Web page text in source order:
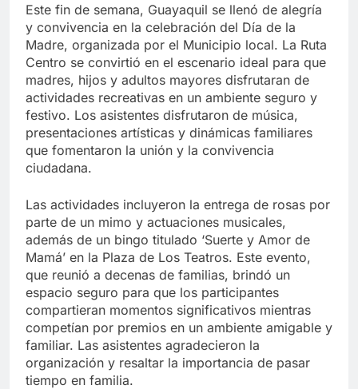
Este fin de semana, Guayaquil se llenó de alegría
y convivencia en la celebración del Día de la
Madre, organizada por el Municipio local. La Ruta
Centro se convirtió en el escenario ideal para que
madres, hijos y adultos mayores disfrutaran de
actividades recreativas en un ambiente seguro y
festivo. Los asistentes disfrutaron de música,
presentaciones artísticas y dinámicas familiares
que fomentaron la unión y la convivencia
ciudadana.
Las actividades incluyeron la entrega de rosas por
parte de un mimo y actuaciones musicales,
además de un bingo titulado ‘Suerte y Amor de
Mamá’ en la Plaza de Los Teatros. Este evento,
que reunió a decenas de familias, brindó un
espacio seguro para que los participantes
compartieran momentos significativos mientras
competían por premios en un ambiente amigable y
familiar. Las asistentes agradecieron la
organización y resaltar la importancia de pasar
tiempo en familia.